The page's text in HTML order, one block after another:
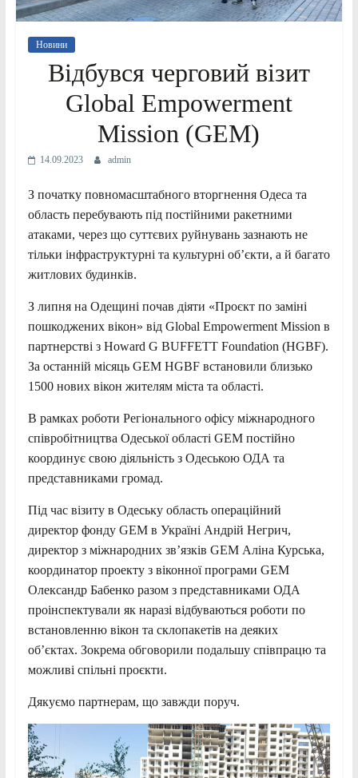
Новини
Відбувся черговий візит
Global Empowerment
Mission (GEM)
14.09.2023 admin
З початку повномасштабного вторгнення Одеса та
область перебувають під постійними ракетними
атаками, через що суттєвих руйнувань зазнають не
тільки інфраструктурні та культурні об’єкти, а й багато
житлових будинків.
З липня на Одещині почав діяти «Проєкт по заміні
пошкоджених вікон» від Global Empowerment Mission в
партнерстві з Howard G BUFFETT Foundation (HGBF).
За останній місяць GEM HGBF встановили близько
1500 нових вікон жителям міста та області.
В рамках роботи Регіонального офісу міжнародного
співробітництва Одеської області GEM постійно
координує свою діяльність з Одеською ОДА та
представниками громад.
Під час візиту в Одеську область операційний
директор фонду GEM в Україні Андрій Негрич,
директор з міжнародних зв’язків GEM Аліна Курська,
координатор проекту з віконної програми GEM
Олександр Бабенко разом з представниками ОДА
проінспектували як наразі відбуваються роботи по
встановленню вікон та склопакетів на деяких
об’єктах. Зокрема обговорили подальшу співпрацю та
можливі спільні проєкти.
Дякуємо партнерам, що завжди поруч.